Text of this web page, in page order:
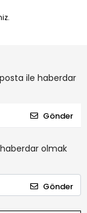
ile haberdar
Gönder
olmak
Gönder